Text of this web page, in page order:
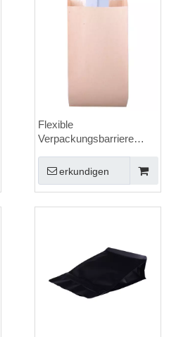
Flexible
Verpackungsbarriere
Zwickelbeutel Wie man
einen Umschlag
entschließt, ohne ihn zu
reißen
erkundigen